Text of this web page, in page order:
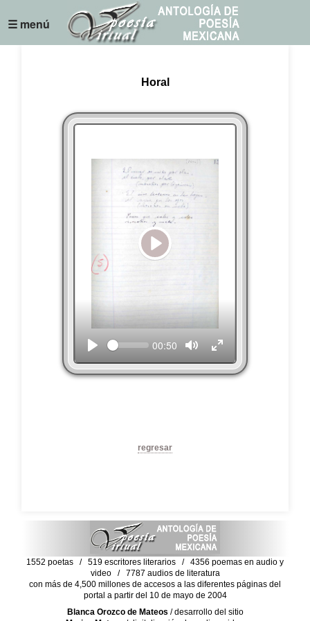
☰ menú
Horal
Play
SeekCurrent
00:50
regresar
1552 poetas / 519 escritores literarios / 4356 poemas en audio y
video / 7787 audios de literatura
con más de 4,500 millones de accesos a las diferentes páginas del
portal a partir del 10 de mayo de 2004
Blanca Orozco de Mateos / desarrollo del sitio